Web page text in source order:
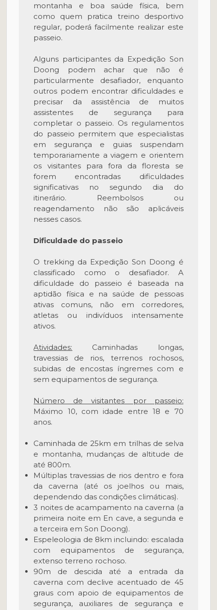
montanha e boa saúde física, bem
como quem pratica treino desportivo
regular, poderá facilmente realizar este
passeio.
Alguns participantes da Expedição Son
Doong podem achar que não é
particularmente desafiador, enquanto
outros podem encontrar dificuldades e
precisar da assistência de muitos
assistentes de segurança para
completar o passeio. Os regulamentos
do passeio permitem que especialistas
em segurança e guias suspendam
temporariamente a viagem e orientem
os visitantes para fora da floresta se
forem encontradas dificuldades
significativas no segundo dia do
itinerário. Reembolsos ou
reagendamento não são aplicáveis
nesses casos.
Dificuldade do passeio
O trekking da Expedição Son Doong é
classificado como o desafiador. A
dificuldade do passeio é baseada na
aptidão física e na saúde de pessoas
ativas comuns, não em corredores,
atletas ou indivíduos intensamente
ativos.
Atividades: Caminhadas longas,
travessias de rios, terrenos rochosos,
subidas de encostas íngremes com e
sem equipamentos de segurança.
Número de visitantes por passeio:
Máximo 10, com idade entre 18 e 70
anos.
Caminhada de 25km em trilhas de selva
e montanha, mudanças de altitude de
até 800m.
Múltiplas travessias de rios dentro e fora
da caverna (até os joelhos ou mais,
dependendo das condições climáticas).
3 noites de acampamento na caverna (a
primeira noite em En cave, a segunda e
a terceira em Son Doong).
Espeleologia de 8km incluindo: escalada
com equipamentos de segurança,
extenso terreno rochoso.
90m de descida até a entrada da
caverna com declive acentuado de 45
graus com apoio de equipamentos de
segurança, auxiliares de segurança e